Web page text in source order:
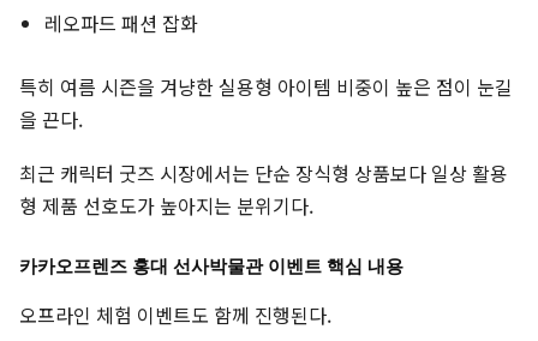
레오파드 패션 잡화
특히 여름 시즌을 겨냥한 실용형 아이템 비중이 높은 점이 눈길
을 끈다.
최근 캐릭터 굿즈 시장에서는 단순 장식형 상품보다 일상 활용
형 제품 선호도가 높아지는 분위기다.
카카오프렌즈 홍대 선사박물관 이벤트 핵심 내용
오프라인 체험 이벤트도 함께 진행된다.